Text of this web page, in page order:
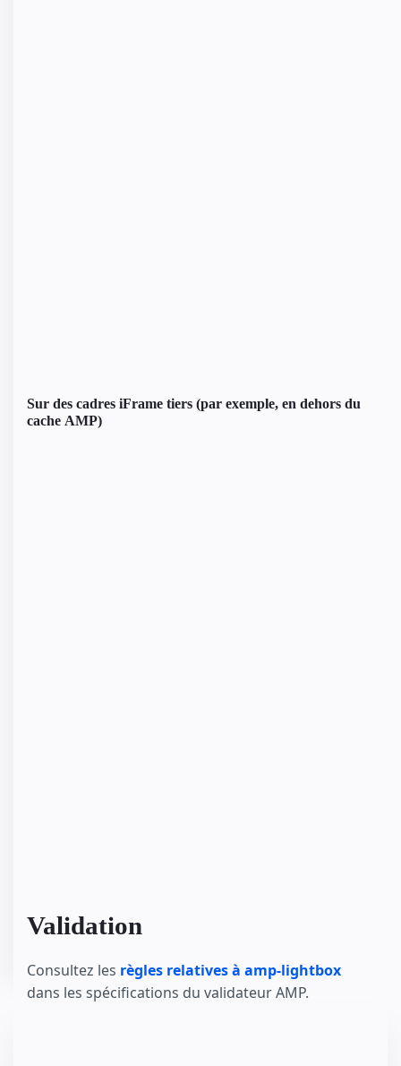
Sur des cadres iFrame tiers (par exemple, en dehors du
cache AMP)
Validation
Consultez les règles relatives à amp-lightbox
dans les spécifications du validateur AMP.